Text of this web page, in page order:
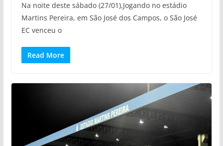
Na noite deste sábado (27/01),Jogando no estádio
Martins Pereira, em São José dos Campos, o São José
EC venceu o
Read More